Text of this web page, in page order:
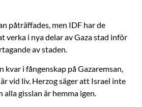
påträffades, men IDF har de
verka i nya delar av Gaza stad inför
av staden.
kvar i fångenskap på Gazaremsan,
vid liv. Herzog säger att Israel inte
gisslan är hemma igen.